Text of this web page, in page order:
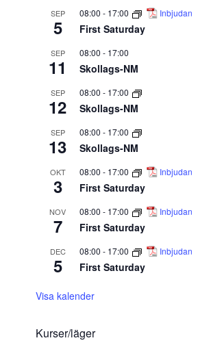
SEP
5
08:00 - 17:00 Inbjudan
First Saturday
SEP
11
08:00 - 17:00
Skollags-NM
SEP
12
08:00 - 17:00
Skollags-NM
SEP
13
08:00 - 17:00
Skollags-NM
OKT
3
08:00 - 17:00 Inbjudan
First Saturday
NOV
7
08:00 - 17:00 Inbjudan
First Saturday
DEC
5
08:00 - 17:00 Inbjudan
First Saturday
Visa kalender
Kurser/läger